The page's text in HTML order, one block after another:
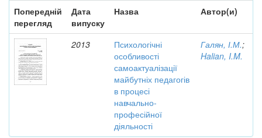
Попередній
перегляд
Дата
випуску
Назва Автор(и)
2013
Психологічні
особливості
самоактуалізації
майбутніх педагогів
в процесі
навчально-
професійної
діяльності
Галян, І.М.;
Halian, I.M.